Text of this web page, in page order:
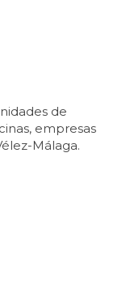
de
empresas
Málaga.